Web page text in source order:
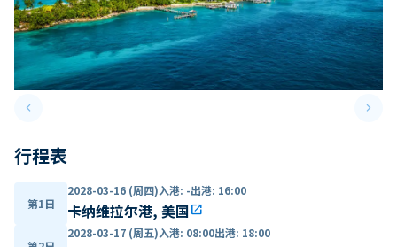
keyboard_arrow_leftPrevious slide keyboard_arrow_right
行程表
第1日
2028-03-16 (周四)入港: -出港: 16:00
卡纳维拉尔港, 美国open_in_new
2028-03-17 (周五)入港: 08:00出港: 18:00